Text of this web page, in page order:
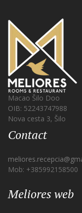
Macao Šilo Doo
OIB: 52243747988
Nova cesta 3, Šilo
Contact
Mob: +385992158500
Meliores web